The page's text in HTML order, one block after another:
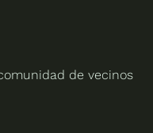
de vecinos